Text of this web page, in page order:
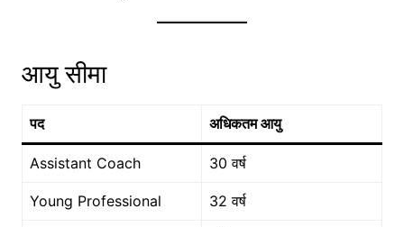
आयु सीमा
पद अधिकतम आयु
Assistant Coach 30 वर्ष
Young Professional 32 वर्ष